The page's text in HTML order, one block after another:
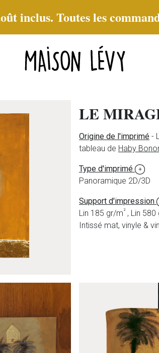
inclus. Toutes les
LE
Origine de l'imprimé -
tableau de Haby
Type d'imprimé +
Panoramique 2D/3D
Support d'impression
Lin 185 gr/m² , Lin
Intissé mat, vinyle &